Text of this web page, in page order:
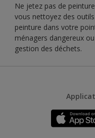
Ne jetez pas de
vous nettoyez des
peinture dans votre
ménagers dangereux
gestion des déchets.